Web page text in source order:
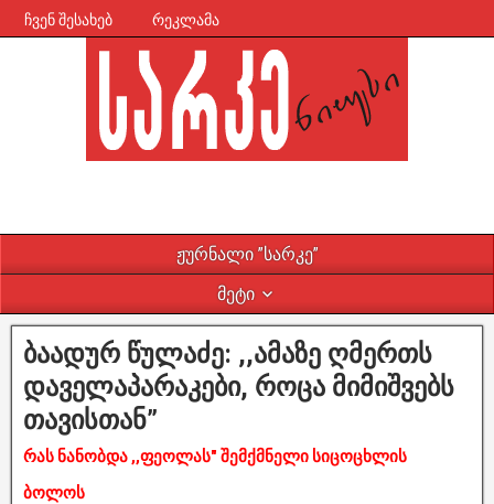
ჩვენ შესახებ რეკლამა
ჟურნალი ”სარკე”
მეტი
ბაადურ წულაძე: ,,ამაზე ღმერთს
დაველაპარაკები, როცა მიმიშვებს
თავისთან”
რას ნანობდა ,,ფეოლას" შემქმნელი სიცოცხლის
ბოლოს